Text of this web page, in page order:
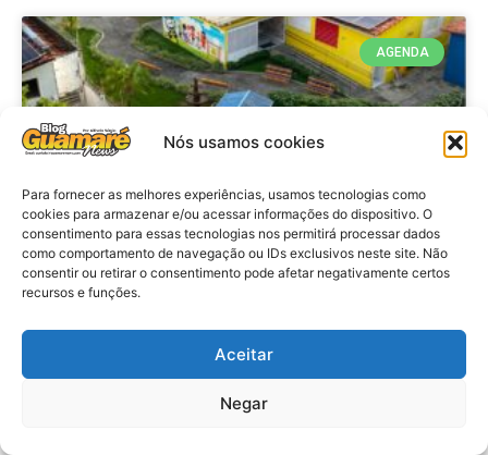
Nós usamos cookies
Para fornecer as melhores experiências, usamos tecnologias como
cookies para armazenar e/ou acessar informações do dispositivo. O
consentimento para essas tecnologias nos permitirá processar dados
como comportamento de navegação ou IDs exclusivos neste site. Não
consentir ou retirar o consentimento pode afetar negativamente certos
recursos e funções.
Aceitar
Negar
AGENDA
Agenda: 10ª Mostra Pedagógica
da Casa Durval Paiva acontecerá
nesta quarta-feira (29)